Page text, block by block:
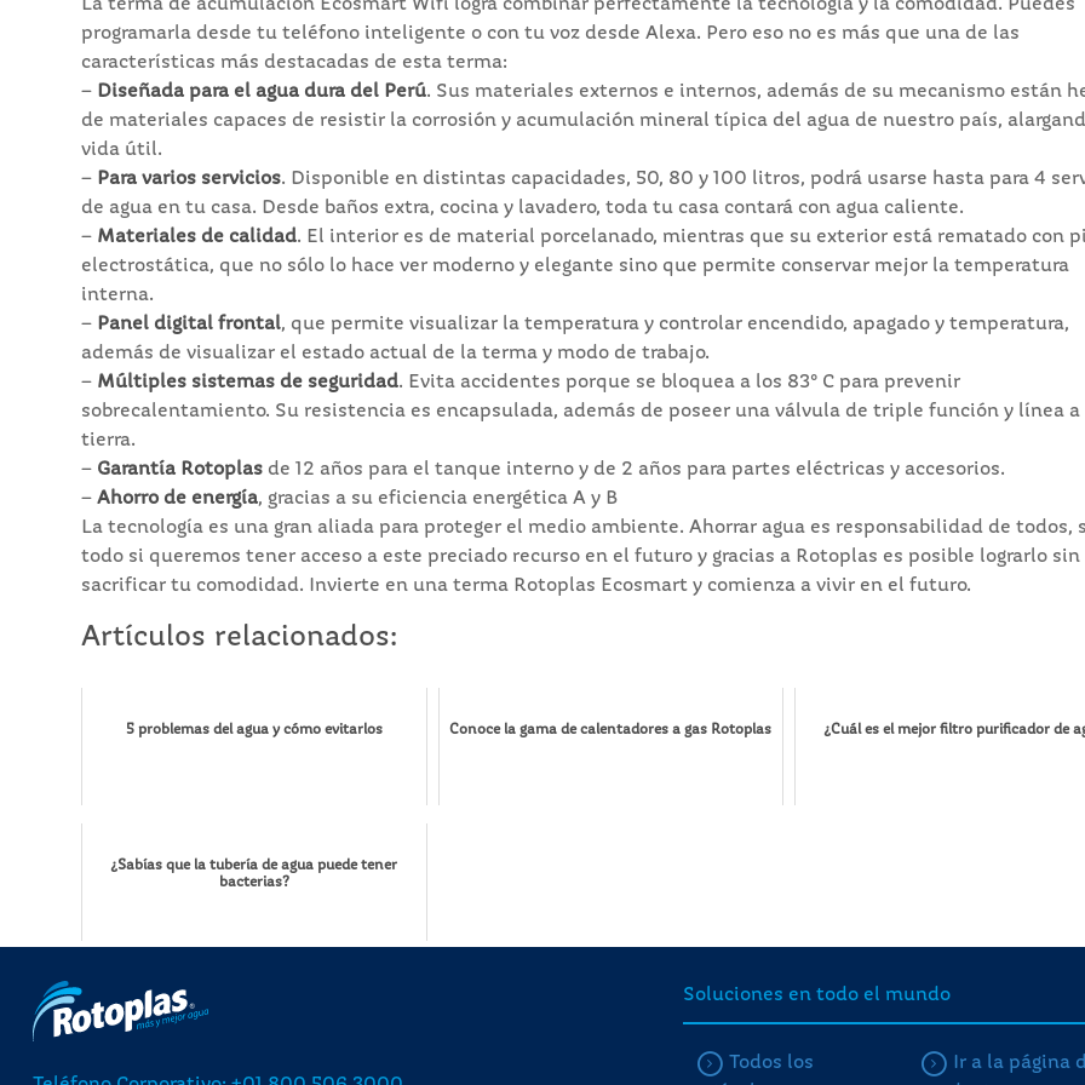
La terma de acumulación Ecosmart Wifi logra combinar perfectamente la tecnología y la comodidad. Puedes
programarla desde tu teléfono inteligente o con tu voz desde Alexa. Pero eso no es más que una de las
características más destacadas de esta terma:
– Diseñada para el agua dura del Perú. Sus materiales externos e internos, además de su mecanismo están
de materiales capaces de resistir la corrosión y acumulación mineral típica del agua de nuestro país,
vida útil.
– Para varios servicios. Disponible en distintas capacidades, 50, 80 y 100 litros, podrá usarse hasta para 4
de agua en tu casa. Desde baños extra, cocina y lavadero, toda tu casa contará con agua caliente.
– Materiales de calidad. El interior es de material porcelanado, mientras que su exterior está rematado con
electrostática, que no sólo lo hace ver moderno y elegante sino que permite conservar mejor la temperatura
interna.
– Panel digital frontal, que permite visualizar la temperatura y controlar encendido, apagado y temperatura,
además de visualizar el estado actual de la terma y modo de trabajo.
– Múltiples sistemas de seguridad. Evita accidentes porque se bloquea a los 83° C para prevenir
sobrecalentamiento. Su resistencia es encapsulada, además de poseer una válvula de triple función y línea a
tierra.
– Garantía Rotoplas de 12 años para el tanque interno y de 2 años para partes eléctricas y accesorios.
– Ahorro de energía, gracias a su eficiencia energética A y B
La tecnología es una gran aliada para proteger el medio ambiente. Ahorrar agua es responsabilidad de todos,
todo si queremos tener acceso a este preciado recurso en el futuro y gracias a Rotoplas es posible lograrlo sin
sacrificar tu comodidad. Invierte en una terma Rotoplas Ecosmart y comienza a vivir en el futuro.
Artículos relacionados:
5 problemas del agua y cómo evitarlos Conoce la gama de calentadores a gas Rotoplas ¿Cuál es el mejor filtro purificador de
¿Sabías que la tubería de agua puede tener
bacterias?
Soluciones en todo el mundo
Todos los
Ir a la página